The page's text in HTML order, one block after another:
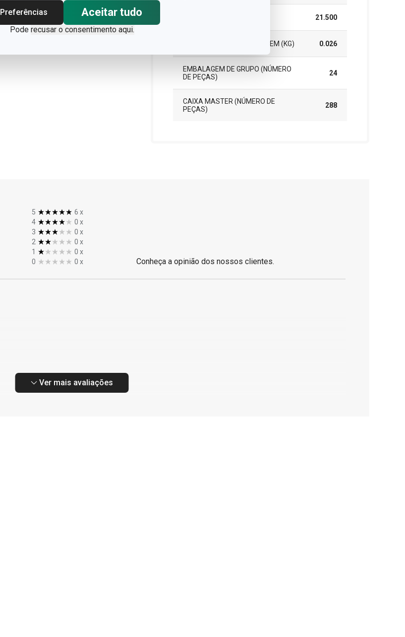
Preferências
Aceitar tudo
Pode recusar o consentimento aqui.
21.500
PESO INCLUINDO EMBALAGEM (KG) 0.026
EMBALAGEM DE GRUPO (NÚMERO
DE PEÇAS)
24
CAIXA MASTER (NÚMERO DE
PEÇAS)
288
5 6 x
4
0 x
3
0 x
2
0 x
1
0 x
0
0 x Conheça a opinião dos nossos clientes.
Ver mais avaliações